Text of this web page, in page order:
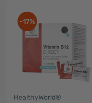
-17%
HealthyWorld®